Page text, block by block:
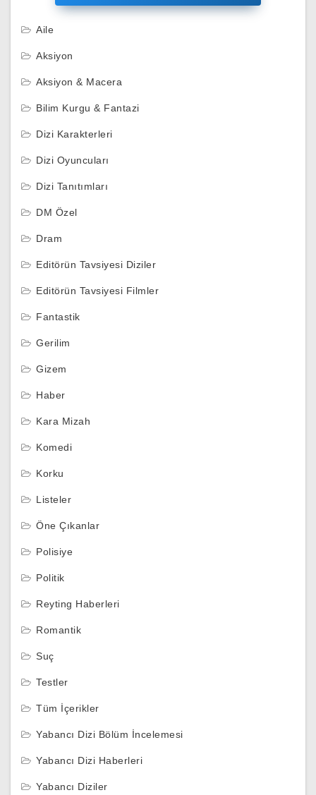
Aile
Aksiyon
Aksiyon & Macera
Bilim Kurgu & Fantazi
Dizi Karakterleri
Dizi Oyuncuları
Dizi Tanıtımları
DM Özel
Dram
Editörün Tavsiyesi Diziler
Editörün Tavsiyesi Filmler
Fantastik
Gerilim
Gizem
Haber
Kara Mizah
Komedi
Korku
Listeler
Öne Çıkanlar
Polisiye
Politik
Reyting Haberleri
Romantik
Suç
Testler
Tüm İçerikler
Yabancı Dizi Bölüm İncelemesi
Yabancı Dizi Haberleri
Yabancı Diziler